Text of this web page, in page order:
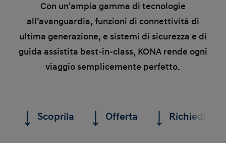
Con un'ampia gamma di tecnologie
all’avanguardia, funzioni di connettività di
ultima generazione, e sistemi di sicurezza e di
guida assistita best-in-class, KONA rende ogni
viaggio semplicemente perfetto.
Scoprila Offerta Richiedi un